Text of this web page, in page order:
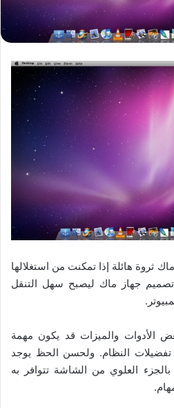
ثروة هائلة إذا تمكنت من استغلالها
جهاز ماك ليصبح سهل التنقل
الأدوات والميزات قد يكون مهمة
النظام. ولحسن الحظ يوجد
العلوي من الشاشة تتوافر به